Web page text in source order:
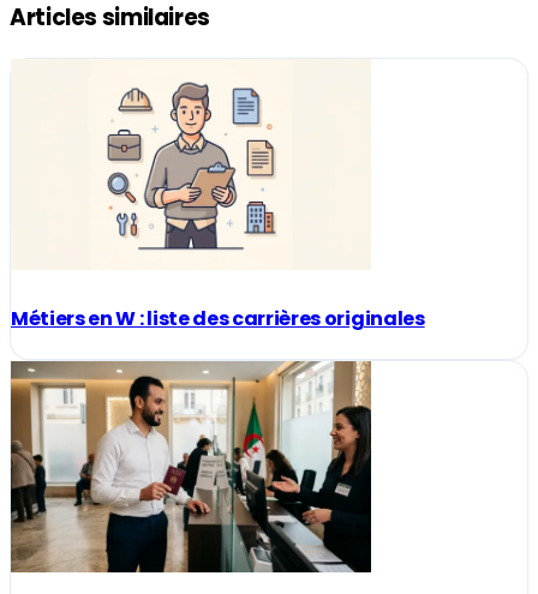
Articles similaires
Métiers en W : liste des carrières originales